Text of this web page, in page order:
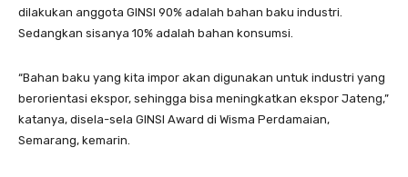
dilakukan anggota GINSI 90% adalah bahan baku industri.
Sedangkan sisanya 10% adalah bahan konsumsi.
“Bahan baku yang kita impor akan digunakan untuk industri yang
berorientasi ekspor, sehingga bisa meningkatkan ekspor Jateng,”
katanya, disela-sela GINSI Award di Wisma Perdamaian,
Semarang, kemarin.